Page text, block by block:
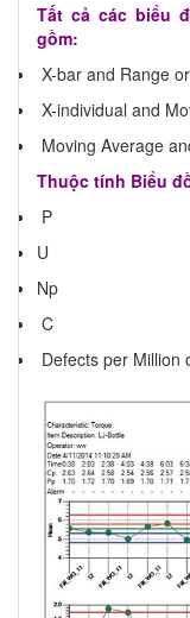
Tất cả các biểu
gồm:
X-bar and Range
X-individual and
Moving Average
Thuộc tính Biểu
P
U
Np
C
Defects per Million